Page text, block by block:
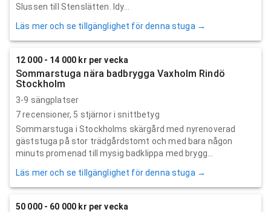
Slussen till Stenslätten. Idy...
Läs mer och se tillgänglighet för denna stuga →
12 000 - 14 000 kr per vecka
Sommarstuga nära badbrygga Vaxholm Rindö
Stockholm
3-9 sängplatser
7recensioner, 5 stjärnor i snittbetyg
Sommarstuga i Stockholms skärgård med nyrenoverad
gäststuga på stor trädgårdstomt och med bara någon
minuts promenad till mysig badklippa med brygg...
Läs mer och se tillgänglighet för denna stuga →
50 000 - 60 000 kr per vecka